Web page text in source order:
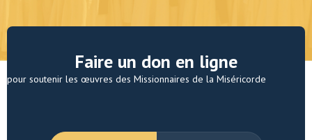
Faire un don en ligne
pour soutenir les œuvres des Missionnaires de la Miséricorde